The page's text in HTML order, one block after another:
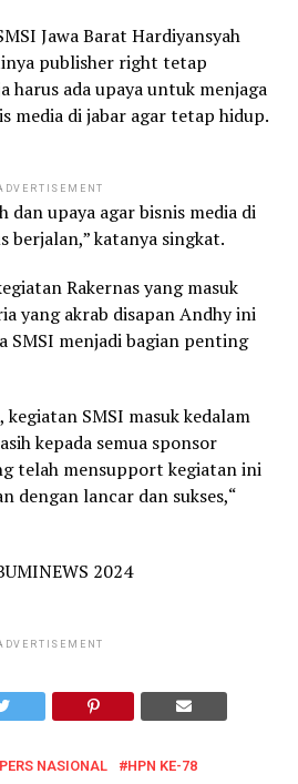
Jawa Barat Hardiyansyah
publisher right tetap
harus ada upaya untuk menjaga
media di jabar agar tetap hidup.
dan upaya agar bisnis media di
berjalan,” katanya singkat.
Rakernas yang masuk
yang akrab disapan Andhy ini
SMSI menjadi bagian penting
SMSI masuk kedalam
kepada semua sponsor
telah mensupport kegiatan ini
dengan lancar dan sukses,“
2024
NASIONAL
HPN KE-78